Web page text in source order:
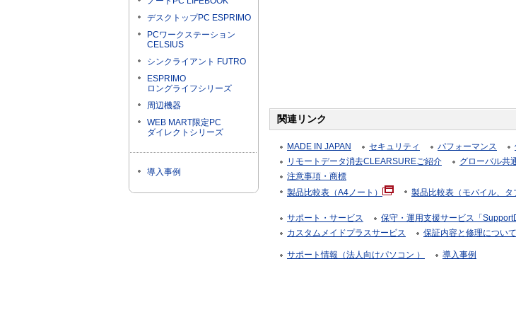
デスクトップPC ESPRIMO
PCワークステーション
CELSIUS
シンクライアント FUTRO
ESPRIMO
ロングライフシリーズ
周辺機器
WEB MART限定PC
ダイレクトシリーズ
導入事例
関連リンク
MADE IN JAPAN セキュリティ パフォーマンス
リモートデータ消去CLEARSUREご紹介
グローバル共
注意事項・商標
製品比較表（A4ノート）
製品比較表（モバイル、タ
サポート・サービス 保守・運用支援サービス「
カスタムメイドプラスサービス
保証内容と修理について
サポート情報（法人向けパソコン ） 導入事例